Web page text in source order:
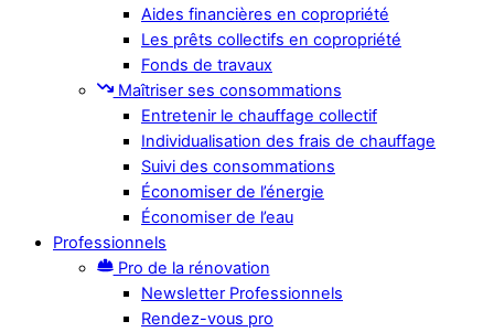
Aides financières en copropriété
Les prêts collectifs en copropriété
Fonds de travaux
Maîtriser ses consommations
Entretenir le chauffage collectif
Individualisation des frais de chauffage
Suivi des consommations
Économiser de l’énergie
Économiser de l’eau
Professionnels
Pro de la rénovation
Newsletter Professionnels
Rendez-vous pro